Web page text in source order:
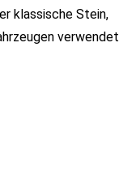
klassische Stein,
verwendet